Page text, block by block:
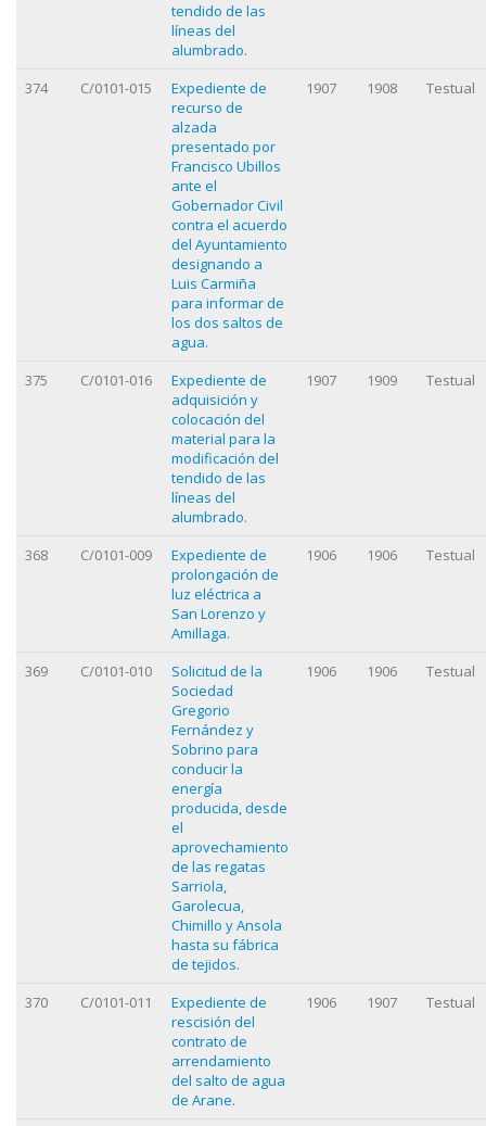
tendido de las
líneas del
alumbrado.
374
C/0101-015
Expediente de
recurso de
alzada
presentado por
Francisco Ubillos
ante el
Gobernador Civil
contra el acuerdo
del Ayuntamiento
designando a
Luis Carmiña
para informar de
los dos saltos de
agua.
1907 1908 Testual
375 C/0101-016
Expediente de
adquisición y
colocación del
material para la
modificación del
tendido de las
líneas del
alumbrado.
1907 1909 Testual
368 C/0101-009
Expediente de
prolongación de
luz eléctrica a
San Lorenzo y
Amillaga.
1906 1906 Testual
369 C/0101-010
Solicitud de la
Sociedad
Gregorio
Fernández y
Sobrino para
conducir la
energía
producida, desde
el
aprovechamiento
de las regatas
Sarriola,
Garolecua,
Chimillo y Ansola
hasta su fábrica
de tejidos.
1906 1906 Testual
370 C/0101-011
Expediente de
rescisión del
contrato de
arrendamiento
del salto de agua
de Arane.
1906 1907 Testual